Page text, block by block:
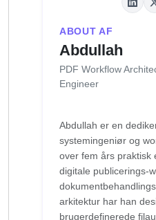
ABOUT AF
Abdullah
PDF Workflow
Engineer
Abdullah er en
systemingeniør og
over fem års praktisk
digitale publicerings-
arkitektur har han
brugerdefinerede